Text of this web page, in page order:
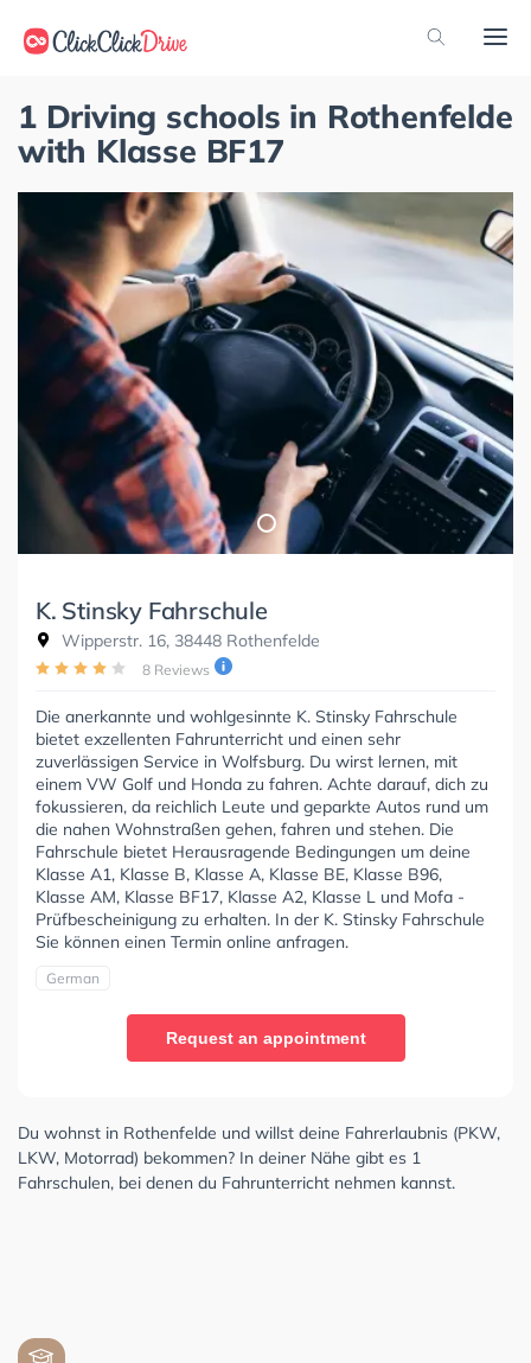
1 Driving schools in Rothenfelde
with Klasse BF17
K. Stinsky Fahrschule
Wipperstr. 16, 38448 Rothenfelde
8 Reviews
Die anerkannte und wohlgesinnte K. Stinsky Fahrschule
bietet exzellenten Fahrunterricht und einen sehr
zuverlässigen Service in Wolfsburg. Du wirst lernen, mit
einem VW Golf und Honda zu fahren. Achte darauf, dich zu
fokussieren, da reichlich Leute und geparkte Autos rund um
die nahen Wohnstraßen gehen, fahren und stehen. Die
Fahrschule bietet Herausragende Bedingungen um deine
Klasse A1, Klasse B, Klasse A, Klasse BE, Klasse B96,
Klasse AM, Klasse BF17, Klasse A2, Klasse L und Mofa -
Prüfbescheinigung zu erhalten. In der K. Stinsky Fahrschule
Sie können einen Termin online anfragen.
German
Request an appointment
Du wohnst in Rothenfelde und willst deine Fahrerlaubnis (PKW,
LKW, Motorrad) bekommen? In deiner Nähe gibt es 1
Fahrschulen, bei denen du Fahrunterricht nehmen kannst.